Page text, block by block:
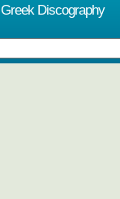
Greek Discography